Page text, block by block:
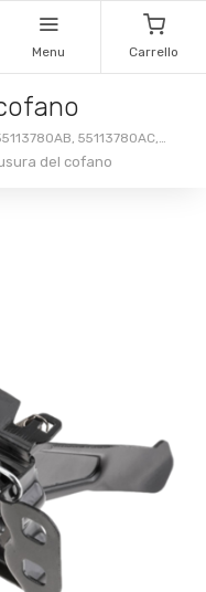
Menu Carrello
55113780AC,
del cofano